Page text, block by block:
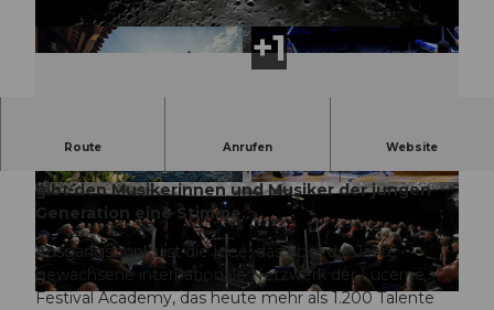
© Lucerne Festival |CC-BY-NC-ND
Schweiz Tourismus Podcast "Views from the Top"
© Lucerne Festival, Peter Fischli |
CC-BY-NC-ND
Route Anrufen Website
Alljährlich im November bietet Lucerne Festival
Forward der Gegenwartsmusik eine Bühne und
gibt den Musikerinnen und Musiker der jungen
Generation eine Stimme.
Ausgangspunkt ist die Idee, das über die Jahre
gewachsene internationale Netzwerk der Lucerne
Festival Academy, das heute mehr als 1.200 Talente